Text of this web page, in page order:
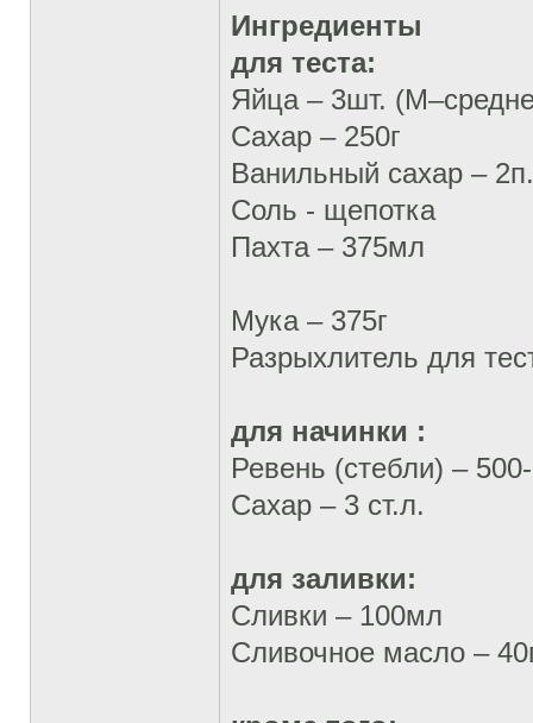
Ингредиенты
для теста:
Яйца – 3шт.
Сахар – 250г
Ванильный сахар – 2п.
Соль - щепотка
Пахта – 375мл
Мука – 375г
Разрыхлитель для
для начинки :
Ревень (стебли) –
Сахар – 3 ст.л.
для заливки:
Сливки – 100мл
Сливочное масло –